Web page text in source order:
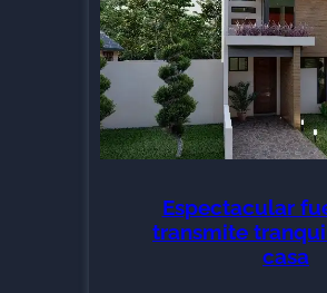
Espectacular
transmite
casa